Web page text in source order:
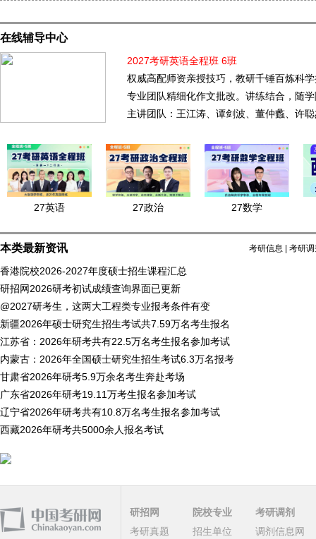
在线辅导中心
2027考研英语全程班 6班
权威高配师资亲授技巧，教研千锤百炼科
专业团队精细化作文批改。讲练结合，随
主讲团队：王江涛、谭剑波、董仲蠡、许
27英语 27政治 27数学
本类最新资讯 考研信息 考研
香港院校2026-2027年度硕士招生课程汇总
研招网2026研考初试成绩查询界面已更新
@2027研考生，这两大工程类专业报考条件有变
新疆2026年硕士研究生招生考试共7.59万名考生报名
江苏省：2026年研考共有22.5万名考生报名参加考试
内蒙古：2026年全国硕士研究生招生考试6.3万名报考
甘肃省2026年研考5.9万余名考生奔赴考场
广东省2026年研考19.11万考生报名参加考试
辽宁省2026年研考共有10.8万名考生报名参加考试
西藏2026年研考共5000余人报名考试
研招网
考研真题
院校专业
招生单位
考研调剂
调剂信息网